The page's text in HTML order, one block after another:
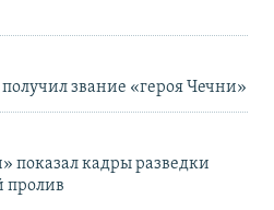
звание «героя Чечни»
показал кадры разведки
пролив